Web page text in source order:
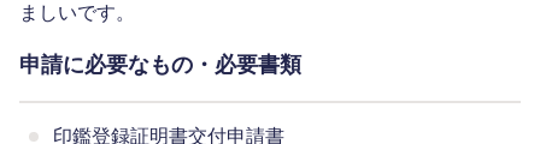
ましいです。
申請に必要なもの・必要書類
印鑑登録証明書交付申請書